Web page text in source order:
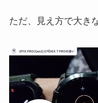
ただ、見え方で大き